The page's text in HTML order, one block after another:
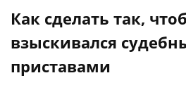
Как сделать так,
взыскивался
приставами